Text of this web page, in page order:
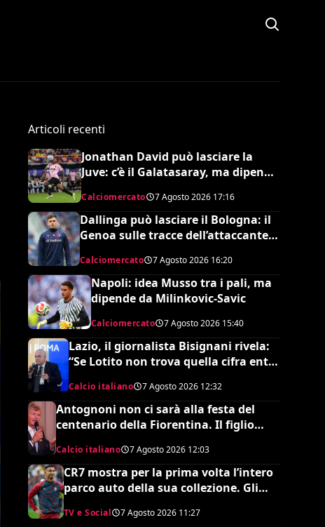
Articoli recenti
Jonathan David può lasciare la
Juve: c’è il Galatasaray, ma dipende
Calciomercato 7 Agosto 2026 17:16
Dallinga può lasciare il Bologna: il
Genoa sulle tracce dell’attaccante
olandese
Calciomercato 7 Agosto 2026 16:20
Napoli: idea Musso tra i pali, ma
dipende da Milinkovic-Savic
Calciomercato 7 Agosto 2026 15:40
Lazio, il giornalista Bisignani rivela:
“Se Lotito non trova quella cifra entro
tale data il destino è segnato”
Calcio italiano 7 Agosto 2026 12:32
Antognoni non ci sarà alla festa del
centenario della Fiorentina. Il figlio
scrive una lettera al vetriolo a
Commisso jr. I motivi di questa scelta e
cosa sta succedendo
Calcio italiano 7 Agosto 2026 12:03
CR7 mostra per la prima volta l’intero
parco auto della sua collezione. Gli
esperti stimano il valore complessivo
ed è da urlo
TV e Social 7 Agosto 2026 11:27